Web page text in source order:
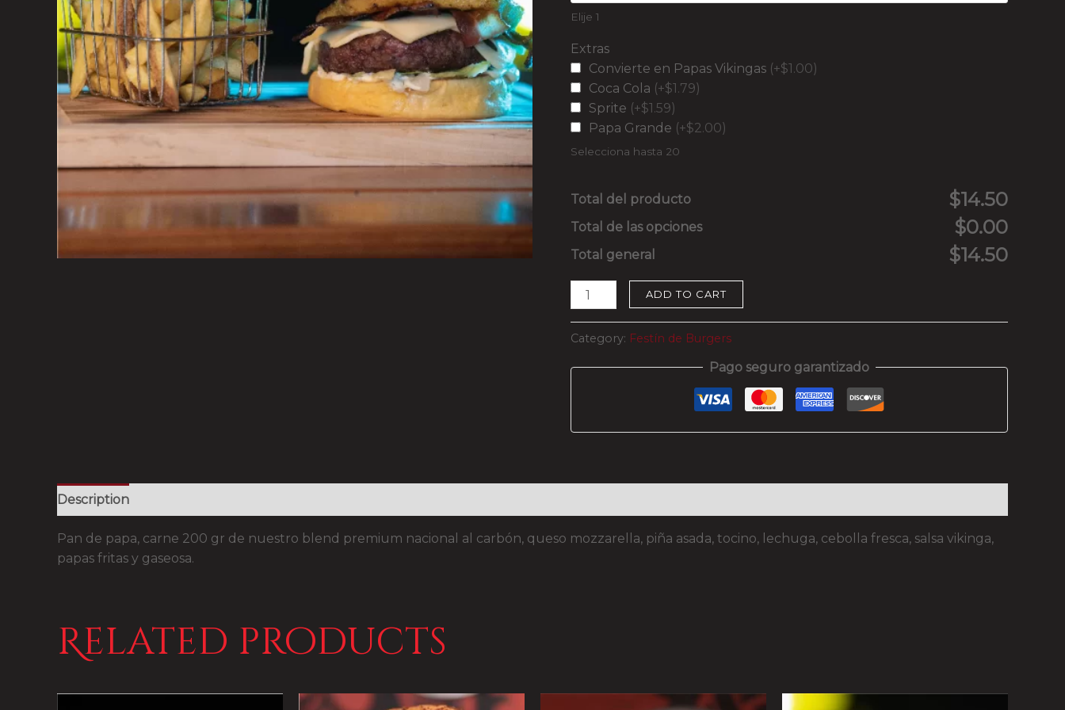
Elije 1
Extras
Convierte en Papas Vikingas (+$1.00)
Coca Cola (+$1.79)
Sprite (+$1.59)
Papa Grande (+$2.00)
Selecciona hasta 20
Total del producto $14.50
Total de las opciones $0.00
Total general $14.50
ADD TO CART
Category: Festín de Burgers
Pago seguro garantizado
Description
Pan de papa, carne 200 gr de nuestro blend premium nacional al carbón, queso mozzarella, piña asada, tocino, lechuga, cebolla fresca, salsa vikinga,
papas fritas y gaseosa.
Related products